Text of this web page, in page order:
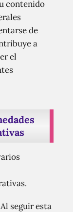
contenido
de
a
el
seguir esta